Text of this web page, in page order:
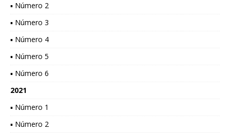
▪ Número 2
▪ Número 3
▪ Número 4
▪ Número 5
▪ Número 6
2021
▪ Número 1
▪ Número 2